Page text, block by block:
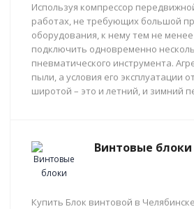
Используя компрессор
работах, не требующих большой
оборудования, к нему тем не
подключить одновременно
пневматического инструмента.
пыли, а условия его эксплуатации
широтой – это и летний, и зимний
Винтовые блоки
Купить Блок винтовой в